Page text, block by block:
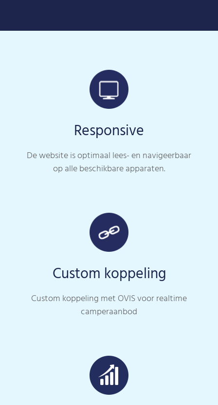
Responsive
De website is optimaal lees- en navigeerbaar
op alle beschikbare apparaten.
Custom koppeling
Custom koppeling met OVIS voor realtime
camperaanbod